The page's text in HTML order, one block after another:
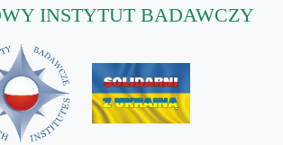
INSTYTUT BADAWCZY